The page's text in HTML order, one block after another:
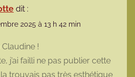
dit :
2025 à 13 h 42 min
!
j’ai failli ne pas publier cette
trouvais pas très esthétique